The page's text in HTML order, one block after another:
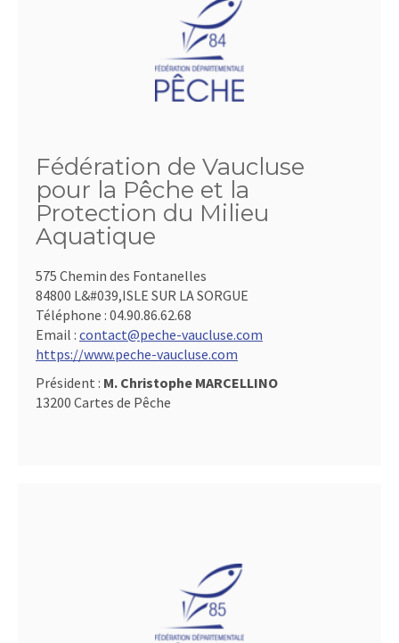
Fédération de Vaucluse
pour la Pêche et la
Protection du Milieu
Aquatique
575 Chemin des Fontanelles
84800 L&#039,ISLE SUR LA SORGUE
Téléphone : 04.90.86.62.68
Email : contact@peche-vaucluse.com
https://www.peche-vaucluse.com
Président : M. Christophe MARCELLINO
13200 Cartes de Pêche